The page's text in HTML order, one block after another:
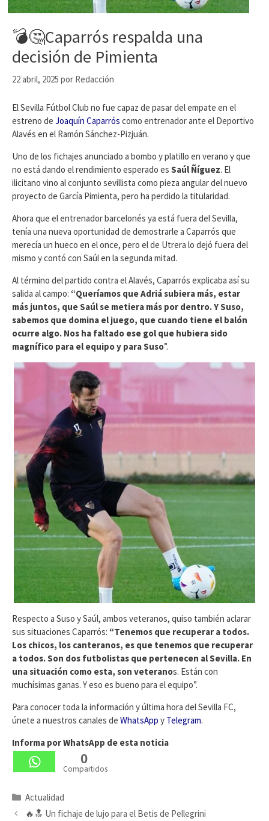
💣🤔Caparrós respalda una
decisión de Pimienta
22 abril, 2025 por Redacción
El Sevilla Fútbol Club no fue capaz de pasar del empate en el
estreno de Joaquín Caparrós como entrenador ante el Deportivo
Alavés en el Ramón Sánchez-Pizjuán.
Uno de los fichajes anunciado a bombo y platillo en verano y que
no está dando el rendimiento esperado es Saúl Ñíguez. El
ilicitano vino al conjunto sevillista como pieza angular del nuevo
proyecto de García Pimienta, pero ha perdido la titularidad.
Ahora que el entrenador barcelonés ya está fuera del Sevilla,
tenía una nueva oportunidad de demostrarle a Caparrós que
merecía un hueco en el once, pero el de Utrera lo dejó fuera del
mismo y contó con Saúl en la segunda mitad.
Al término del partido contra el Alavés, Caparrós explicaba así su
salida al campo: “Queríamos que Adriá subiera más, estar
más juntos, que Saúl se metiera más por dentro. Y Suso,
sabemos que domina el juego, que cuando tiene el balón
ocurre algo. Nos ha faltado ese gol que hubiera sido
magnífico para el equipo y para Suso”.
Respecto a Suso y Saúl, ambos veteranos, quiso también aclarar
sus situaciones Caparrós: “Tenemos que recuperar a todos.
Los chicos, los canteranos, es que tenemos que recuperar
a todos. Son dos futbolistas que pertenecen al Sevilla. En
una situación como esta, son veteranos. Están con
muchísimas ganas. Y eso es bueno para el equipo”.
Para conocer toda la información y última hora del Sevilla FC,
únete a nuestros canales de WhatsApp y Telegram.
Informa por WhatsApp de esta noticia
0
Compartidos
Categorías
Actualidad
🔥🔝 Un fichaje de lujo para el Betis de Pellegrini